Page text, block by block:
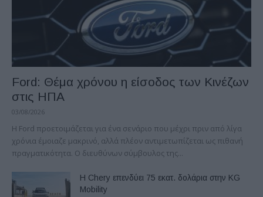
Ford: Θέμα χρόνου η είσοδος των Κινέζων
στις ΗΠΑ
03/08/2026
Η Ford προετοιμάζεται για ένα σενάριο που μέχρι πριν από λίγα
χρόνια έμοιαζε μακρινό, αλλά πλέον αντιμετωπίζεται ως πιθανή
πραγματικότητα. Ο διευθύνων σύμβουλος της...
Η Chery επενδύει 75 εκατ. δολάρια στην KG
Mobility